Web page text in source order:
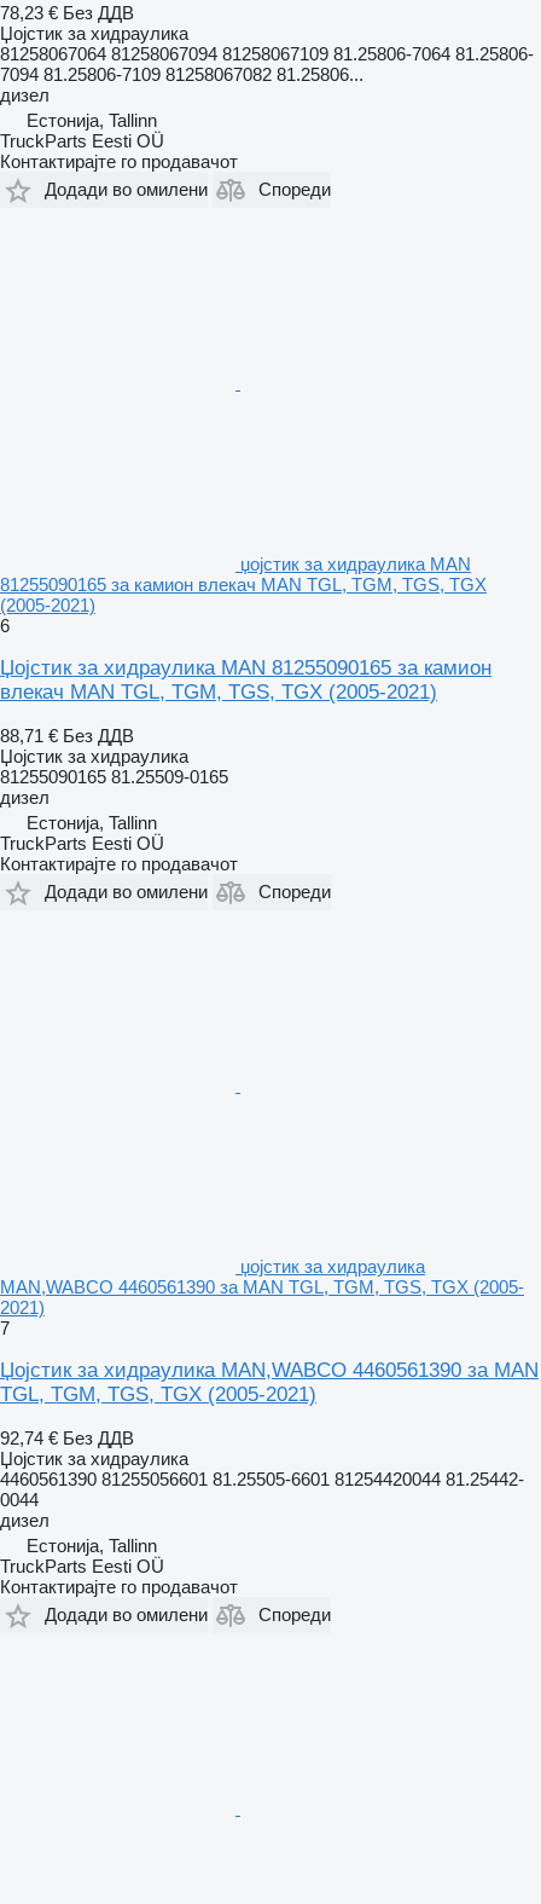
78,23 € Без ДДВ
Џојстик за хидраулика
81258067064 81258067094 81258067109 81.25806-7064 81.25806-
7094 81.25806-7109 81258067082 81.25806...
дизел
Естонија, Tallinn
TruckParts Eesti OÜ
Контактирајте го продавачот
Додади во омилени
Спореди
џојстик за хидраулика MAN
81255090165 за камион влекач MAN TGL, TGM, TGS, TGX
(2005-2021)
6
Џојстик за хидраулика MAN 81255090165 за камион
влекач MAN TGL, TGM, TGS, TGX (2005-2021)
88,71 € Без ДДВ
Џојстик за хидраулика
81255090165 81.25509-0165
дизел
Естонија, Tallinn
TruckParts Eesti OÜ
Контактирајте го продавачот
Додади во омилени
Спореди
џојстик за хидраулика
MAN,WABCO 4460561390 за MAN TGL, TGM, TGS, TGX (2005-
2021)
7
Џојстик за хидраулика MAN,WABCO 4460561390 за MAN
TGL, TGM, TGS, TGX (2005-2021)
92,74 € Без ДДВ
Џојстик за хидраулика
4460561390 81255056601 81.25505-6601 81254420044 81.25442-
0044
дизел
Естонија, Tallinn
TruckParts Eesti OÜ
Контактирајте го продавачот
Додади во омилени
Спореди